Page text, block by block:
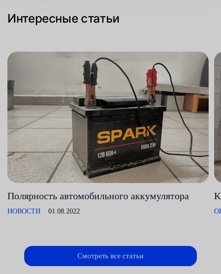
Интересные статьи
Полярность автомобильного аккумулятора
НОВОСТИ 01.08.2022
Смотреть все статьи